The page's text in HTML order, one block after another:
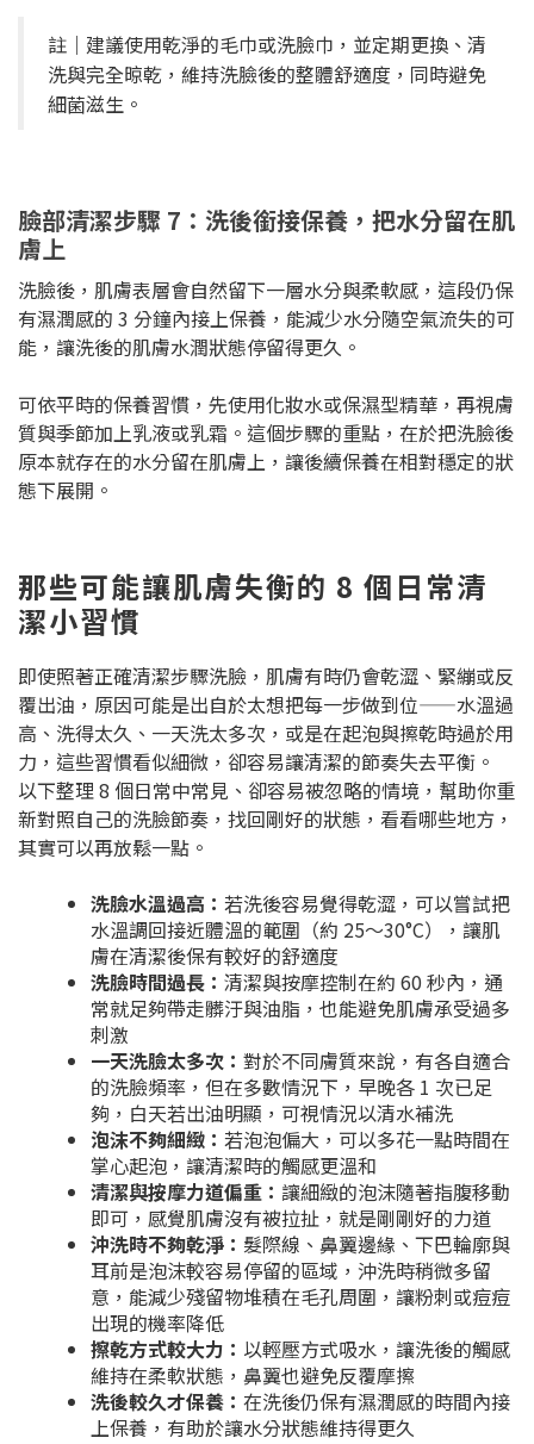
註｜建議使用乾淨的毛巾或洗臉巾，並定期更換、清
洗與完全晾乾，維持洗臉後的整體舒適度，同時避免
細菌滋生。
臉部清潔步驟 7：洗後銜接保養，把水分留在肌
膚上
洗臉後，肌膚表層會自然留下一層水分與柔軟感，這段仍保
有濕潤感的 3 分鐘內接上保養，能減少水分隨空氣流失的可
能，讓洗後的肌膚水潤狀態停留得更久。
可依平時的保養習慣，先使用化妝水或保濕型精華，再視膚
質與季節加上乳液或乳霜。這個步驟的重點，在於把洗臉後
原本就存在的水分留在肌膚上，讓後續保養在相對穩定的狀
態下展開。
那些可能讓肌膚失衡的 8 個日常清
潔小習慣
即使照著正確清潔步驟洗臉，肌膚有時仍會乾澀、緊繃或反
覆出油，原因可能是出自於太想把每一步做到位——水溫過
高、洗得太久、一天洗太多次，或是在起泡與擦乾時過於用
力，這些習慣看似細微，卻容易讓清潔的節奏失去平衡。
以下整理 8 個日常中常見、卻容易被忽略的情境，幫助你重
新對照自己的洗臉節奏，找回剛好的狀態，看看哪些地方，
其實可以再放鬆一點。
洗臉水溫過高： 若洗後容易覺得乾澀，可以嘗試把
水溫調回接近體溫的範圍（約 25～30°C），讓肌
膚在清潔後保有較好的舒適度
洗臉時間過長： 清潔與按摩控制在約 60 秒內，通
常就足夠帶走髒汙與油脂，也能避免肌膚承受過多
刺激
一天洗臉太多次： 對於不同膚質來說，有各自適合
的洗臉頻率，但在多數情況下，早晚各 1 次已足
夠，白天若出油明顯，可視情況以清水補洗
泡沫不夠細緻： 若泡泡偏大，可以多花一點時間在
掌心起泡，讓清潔時的觸感更溫和
清潔與按摩力道偏重： 讓細緻的泡沫隨著指腹移動
即可，感覺肌膚沒有被拉扯，就是剛剛好的力道
沖洗時不夠乾淨： 髮際線、鼻翼邊緣、下巴輪廓與
耳前是泡沫較容易停留的區域，沖洗時稍微多留
意，能減少殘留物堆積在毛孔周圍，讓粉刺或痘痘
出現的機率降低
擦乾方式較大力： 以輕壓方式吸水，讓洗後的觸感
維持在柔軟狀態，鼻翼也避免反覆摩擦
洗後較久才保養： 在洗後仍保有濕潤感的時間內接
上保養，有助於讓水分狀態維持得更久